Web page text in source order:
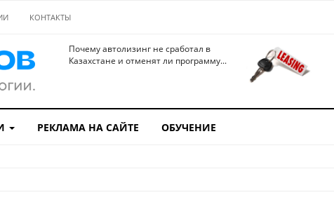
КОНТАКТЫ
Почему автолизинг не сработал в
Казахстане и отменят ли программу...
РЕКЛАМА НА САЙТЕ ОБУЧЕНИЕ